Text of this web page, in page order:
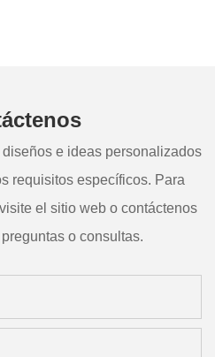
e ideas personalizados
requisitos específicos. Para
el sitio web o contáctenos
o consultas.